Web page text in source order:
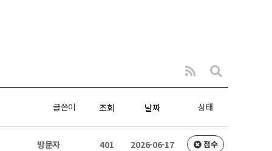
글쓴이 조회 날짜 상태
방문자 401 2026-06-17 접수